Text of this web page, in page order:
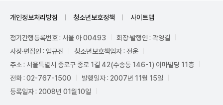
개인정보처리방침 청소년보호정책 사이트맵
정기간행등록번호 : 서울 아 00493
회장·발행인 : 곽영길
사장·편집인 : 임규진
청소년보호책임자 : 전운
주소 : 서울특별시 종로구 종로 1길 42(수송동 146-1) 이마빌딩 11층
전화 : 02-767-1500
발행일자 : 2007년 11월 15일
등록일자 : 2008년 01월10일